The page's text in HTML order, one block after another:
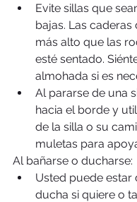
Evite sillas que
bajas. Las caderas
más alto que las
esté sentado.
almohada si es
Al pararse de una
hacia el borde y
de la silla o su
muletas para
Al bañarse o ducharse:
Usted puede estar
ducha si quiere o